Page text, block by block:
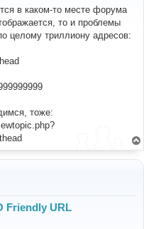
в каком-то месте форума
то и проблемы
целому триллиону адресов:
тоже:
Friendly URL